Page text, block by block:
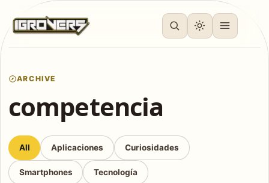
ARCHIVE
competencia
All Aplicaciones Curiosidades
Smartphones Tecnología